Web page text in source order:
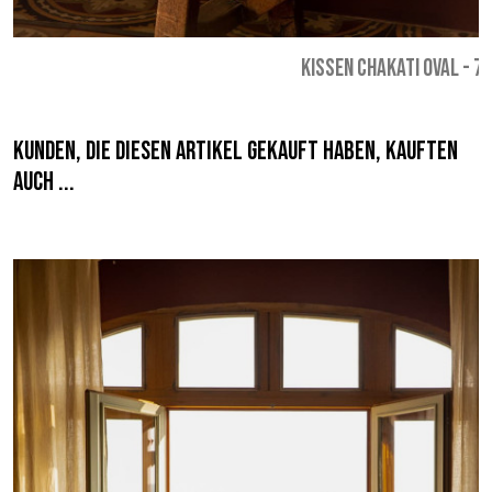
KISSEN CHAKATI OVAL-
Kunden, die diesen Artikel gekauft haben, kauften
auch ...